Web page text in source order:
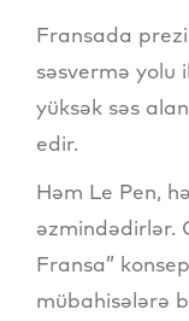
Fransada
səsvermə yolu
yüksək səs
edir.
Həm Le Pen,
əzmindədirlər.
Fransa”
mübahisələrə